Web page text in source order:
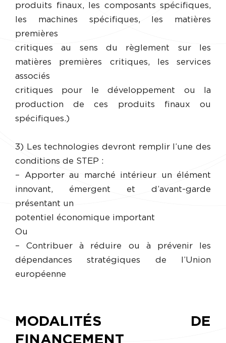
produits finaux, les composants spécifiques,
les machines spécifiques, les matières
premières
critiques au sens du règlement sur les
matières premières critiques, les services
associés
critiques pour le développement ou la
production de ces produits finaux ou
spécifiques.)
3) Les technologies devront remplir l’une des
conditions de STEP :
– Apporter au marché intérieur un élément
innovant, émergent et d’avant-garde
présentant un
potentiel économique important
Ou
– Contribuer à réduire ou à prévenir les
dépendances stratégiques de l’Union
européenne
MODALITÉS DE
FINANCEMENT